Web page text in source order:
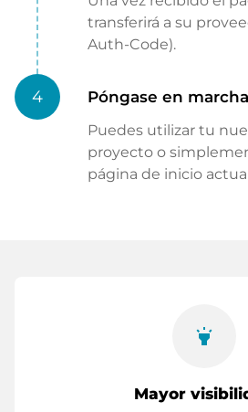
transferirá a su
Auth-Code).
4 Póngase en marcha
Puedes utilizar tu
proyecto o
página de inicio
highlight
Mayor